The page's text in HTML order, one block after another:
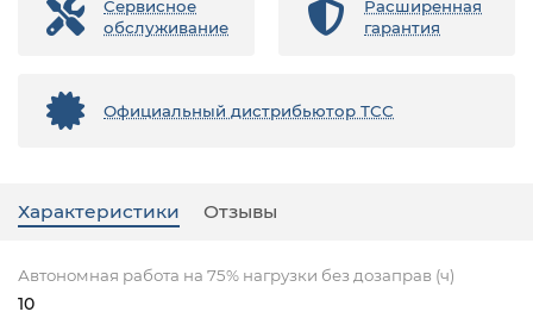
Сервисное
обслуживание
Расширенная
гарантия
Официальный дистрибьютор ТСС
Характеристики Отзывы
Автономная работа на 75% нагрузки без дозаправ (ч)
10